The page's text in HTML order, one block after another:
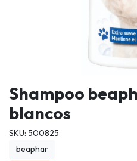
Shampoo
blancos
SKU: 500825
beaphar